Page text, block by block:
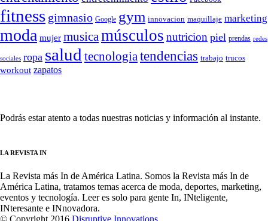
fitness gimnasio Google gym innovacion maquillaje marketing
moda mujer musica músculos nutricion piel prendas redes
sociales ropa salud tecnologia tendencias trabajo trucos
workout zapatos
Podrás estar atento a todas nuestras noticias y información al instante.
LA REVISTA IN
La Revista más In de América Latina. Somos la Revista más In de
América Latina, tratamos temas acerca de moda, deportes, marketing,
eventos y tecnología. Leer es solo para gente In, INteligente,
INteresante e INnovadora.